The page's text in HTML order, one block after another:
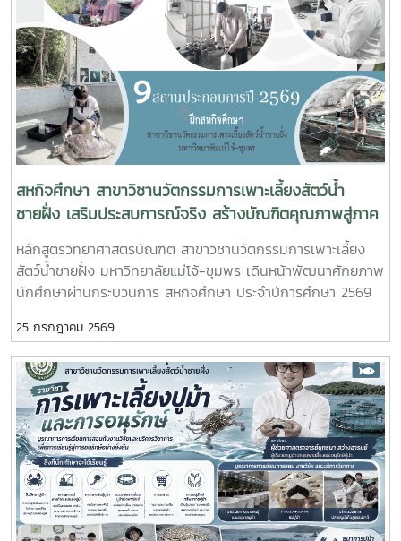
โยธาธิการและผังเมืองจังหวัดชุมพร พร้อมด้วยคณะที่ปรึกษา
โครงการจัดรูปที่ดินเพื่อพัฒนาพื้นที่ส่วนจังหวัดชุมพร บริเวณ
ถนนผังเมืองรวม สาย ก3 และก4 ในเขตผังเมืองรวมชุมชน
ปากน้ำหลังสวน เข้าร่วมการประชุมฯ ดังกล่าว เพื่อพิจารณาขอ
ความเห็นชอบค่าชดเชยต้นไม้และพืชผล และค่าชดเชยอาคารและสิ่ง
ปลูกสร้างจากกองทุนจัดรูปที่ดินเพื่อพัฒนาพื้นที่มติที่ประชุม รับ
ทราบรายละเอียดราคาและเห็นควรให้เสนอคณะกรรมการจังหวัด
ขอรับเงินอุดหนุนจากกกองทุนจัดรูปเพื่อพัฒนาพื้นที่
สหกิจศึกษา สาขาวิชานวัตกรรมการเพาะเลี้ยงสัตว์น้ำ
ชายฝั่ง เสริมประสบการณ์จริง สร้างบัณฑิตคุณภาพสู่ภาค
อุตสาหกรรมการผลิตสัตว์น้ำ
หลักสูตรวิทยาศาสตรบัณฑิต สาขาวิชานวัตกรรมการเพาะเลี้ยง
สัตว์น้ำชายฝั่ง มหาวิทยาลัยแม่โจ้-ชุมพร เดินหน้าพัฒนาศักยภาพ
นักศึกษาผ่านกระบวนการ สหกิจศึกษา ประจำปีการศึกษา 2569
งานภาคีเครือข่ายเป็นระยะเวลา 4 เดือน เพื่อให้นักศึกษาได้เรียนรู้
จากประสบการณ์ตรง ควบคู่กับการนำองค์ความรู้จากห้องเรียนไป
ประยุกต์ใช้ในการทำงานจริงทั้งนี้ สหกิจศึกษาเป็นส่วนสำคัญของ
การจัดการเรียนการสอน ที่มุ่งเน้นการผลิตบัณฑิตให้มีความพร้อม
ทั้งด้านวิชาการและวิชาชีพ นักศึกษาจะได้ฝึกทักษะการทำงานใน
สภาพแวดล้อมจริง เรียนรู้การแก้ไขปัญหาเฉพาะหน้า อดทน สู้งาน
ซื่อสัตย์ มีสัมมาคารวะ ทำงานร่วมกับผู้อื่นได้ และการปรับตัวให้เข้า
กับองค์กร ตลอดจนพัฒนาทักษะวิชาชีพด้านการเพาะเลี้ยงสัตว์น้ำ
ชายฝั่ง ให้สอดคล้องกับความต้องการของภาคอุตสาหกรรมการ
ผลิตสัตว์น้ำและอื่นๆที่เกี่ยวข้อง
25 กรกฎาคม 2569